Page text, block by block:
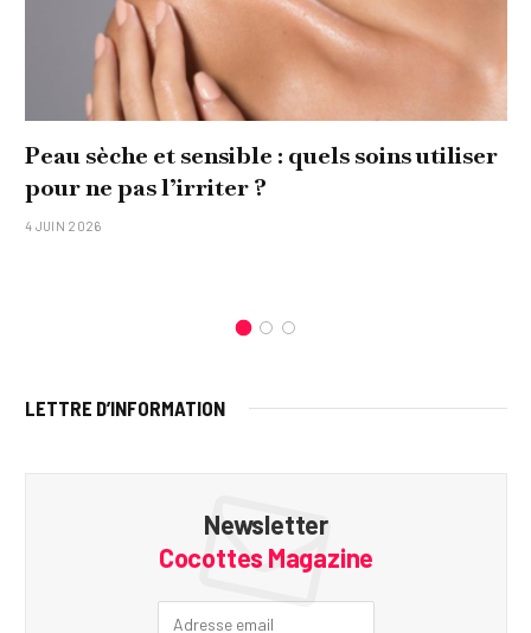
Comment réaliser un tableau personnalisé
original pour sa famille ?
15 JANVIER 2026
LETTRE D’INFORMATION
Newsletter
Cocottes Magazine